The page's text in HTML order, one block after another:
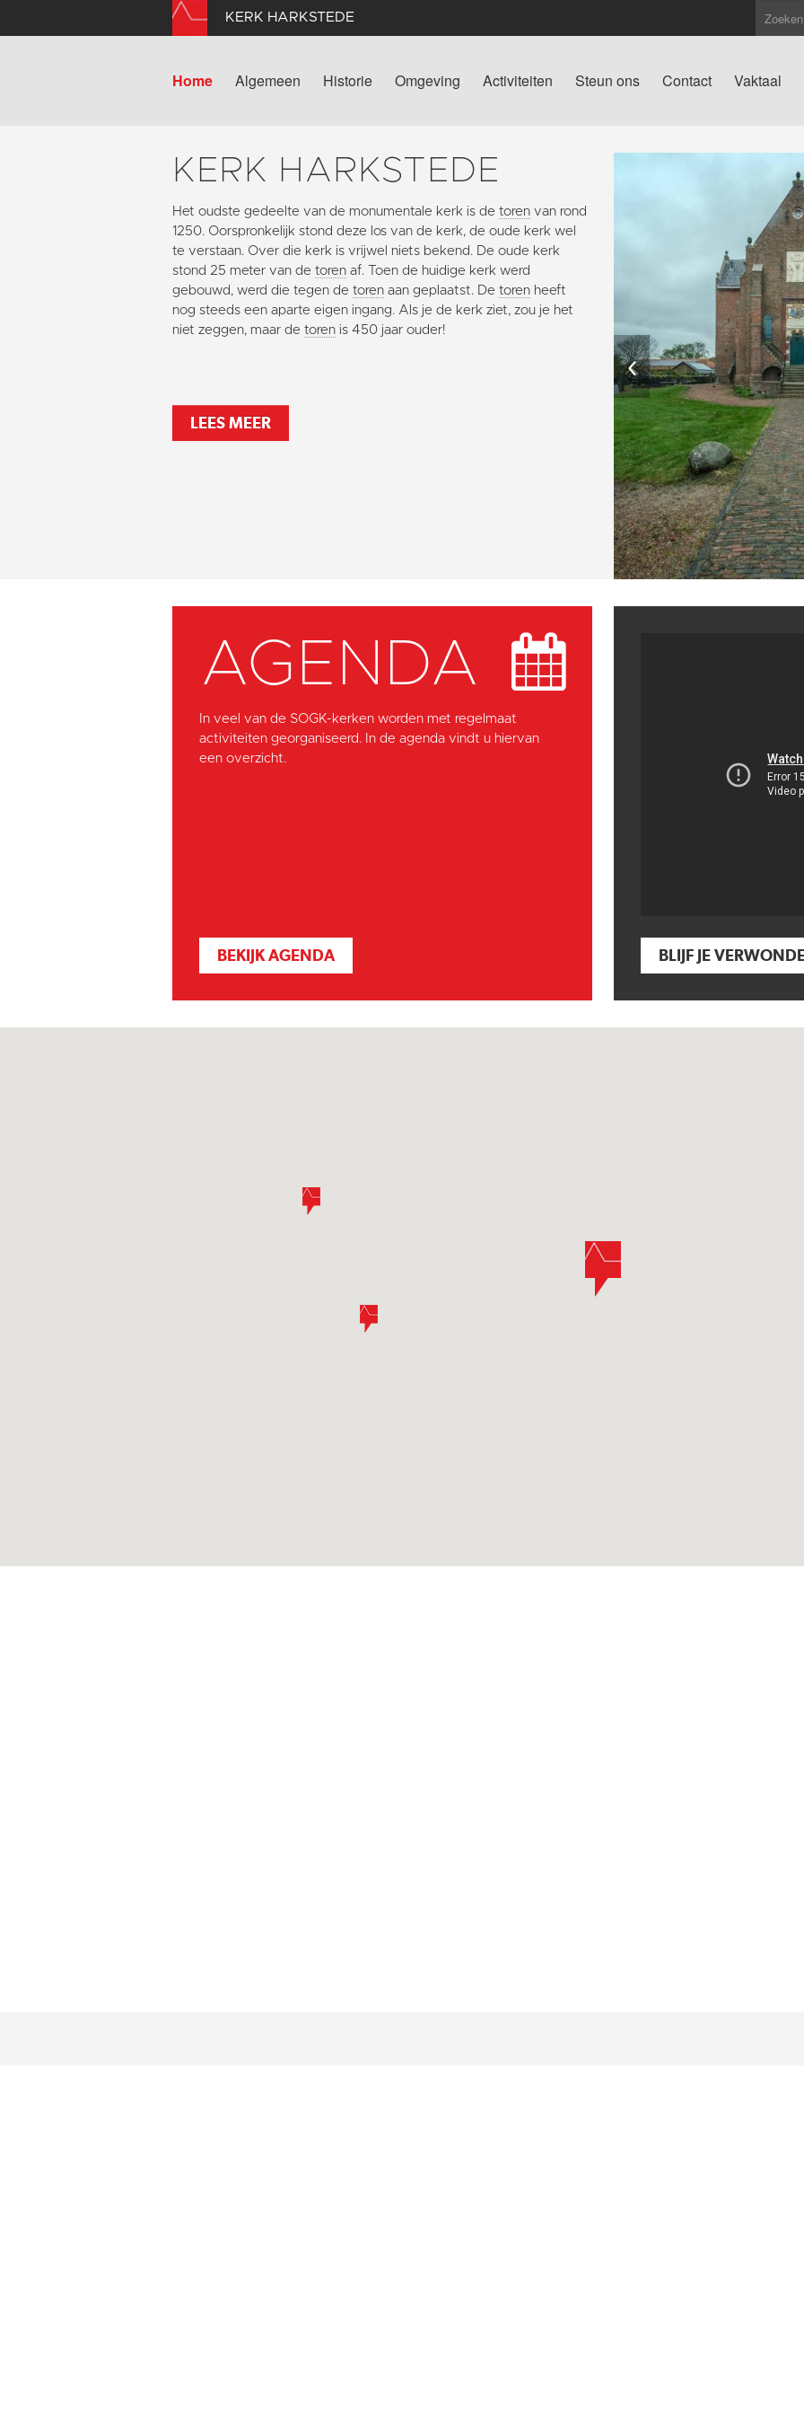
KERK HARKSTEDE
Home Algemeen Historie Omgeving Activiteiten Steun ons Contact Vaktaal
KERK HARKSTEDE
Het oudste gedeelte van de monumentale kerk is de toren van rond
1250. Oorspronkelijk stond deze los van de kerk, de oude kerk wel
te verstaan. Over die kerk is vrijwel niets bekend. De oude kerk
stond 25 meter van de toren af. Toen de huidige kerk werd
gebouwd, werd die tegen de toren aan geplaatst. De toren heeft
nog steeds een aparte eigen ingang. Als je de kerk ziet, zou je het
niet zeggen, maar de toren is 450 jaar ouder!
LEES MEER
‹
AGENDA
In veel van de SOGK-kerken worden met regelmaat
activiteiten georganiseerd. In de agenda vindt u hiervan
een overzicht.
BEKIJK AGENDA BLIJF JE